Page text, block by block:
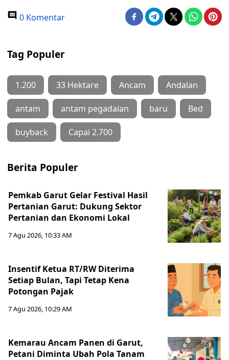
0 Komentar
Tag Populer
1.200 33 Hektare Ancam Andalan
antam antam pegadaian baru Bed
buyback Capai 2.700
Berita Populer
Pemkab Garut Gelar Festival Hasil
Pertanian Garut: Dukung Sektor
Pertanian dan Ekonomi Lokal
7 Agu 2026, 10:33 AM
Insentif Ketua RT/RW Diterima
Setiap Bulan, Tapi Tetap Kena
Potongan Pajak
7 Agu 2026, 10:29 AM
Kemarau Ancam Panen di Garut,
Petani Diminta Ubah Pola Tanam